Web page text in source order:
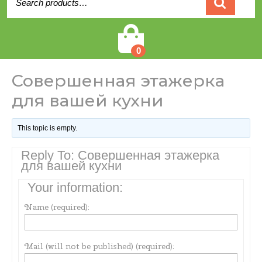
for:
0
Совершенная этажерка
для вашей кухни
This topic is empty.
Reply To: Совершенная этажерка
для вашей кухни
Your information:
Name (required):
Mail (will not be published) (required):